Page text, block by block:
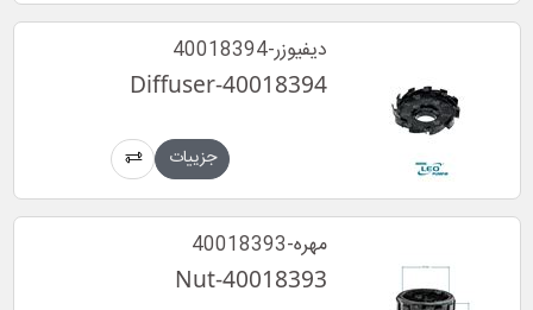
دیفیوزر-40018394
Diffuser-40018394
جزییات
مهره-40018393
Nut-40018393